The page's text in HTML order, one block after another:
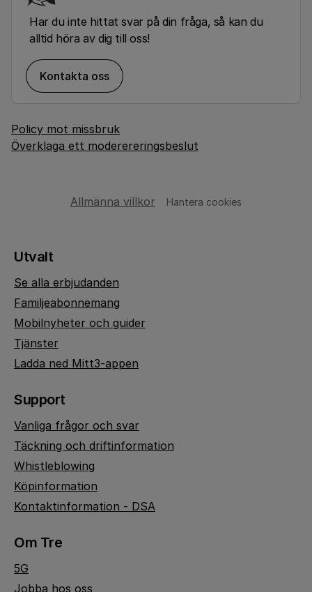
Har du inte hittat svar på din fråga, så kan du
alltid höra av dig till oss!
Kontakta oss
Policy mot missbruk
Överklaga ett moderereringsbeslut
Allmänna villkor Hantera cookies
Utvalt
Se alla erbjudanden
Familjeabonnemang
Mobilnyheter och guider
Tjänster
Ladda ned Mitt3-appen
Support
Vanliga frågor och svar
Täckning och driftinformation
Whistleblowing
Köpinformation
Kontaktinformation - DSA
Om Tre
5G
Jobba hos oss